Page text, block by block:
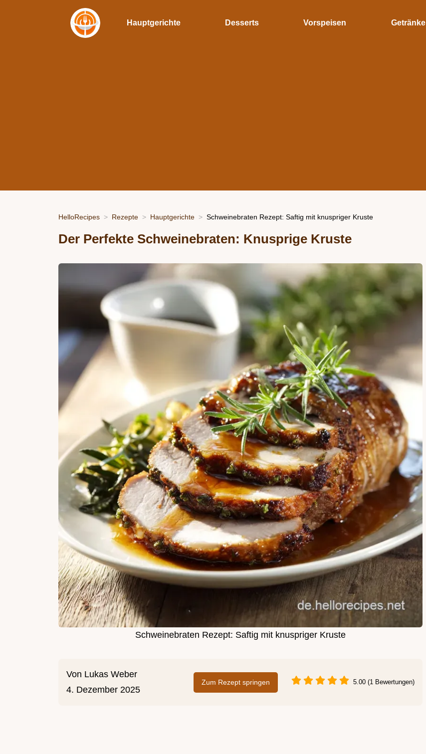
Hauptgerichte Desserts Vorspeisen Getränke
HelloRecipes Rezepte Hauptgerichte Schweinebraten Rezept: Saftig mit knuspriger Kruste
Der Perfekte Schweinebraten: Knusprige Kruste
Schweinebraten Rezept: Saftig mit knuspriger Kruste
Von Lukas Weber
4. Dezember 2025
Zum Rezept springen 5.00 (1 Bewertungen)